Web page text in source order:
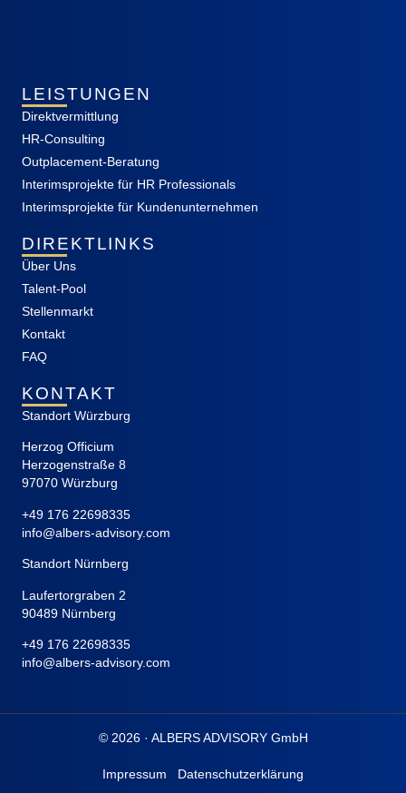
LEISTUNGEN
Direktvermittlung
HR-Consulting
Outplacement-Beratung
Interimsprojekte für HR Professionals
Interimsprojekte für Kundenunternehmen
DIREKTLINKS
Über Uns
Talent-Pool
Stellenmarkt
Kontakt
FAQ
KONTAKT
Standort Würzburg
Herzog Officium
Herzogenstraße 8
97070 Würzburg
+49 176 22698335
info@albers-advisory.com
Standort Nürnberg
Laufertorgraben 2
90489 Nürnberg
+49 176 22698335
info@albers-advisory.com
© 2026 · ALBERS ADVISORY GmbH
Impressum Datenschutzerklärung